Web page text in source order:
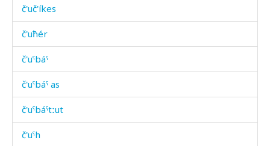
č'uč'íkes
č'uħér
č'uˤbáˤ
č'uˤbáˤ as
č'uˤbáˤtːut
č'uˤh